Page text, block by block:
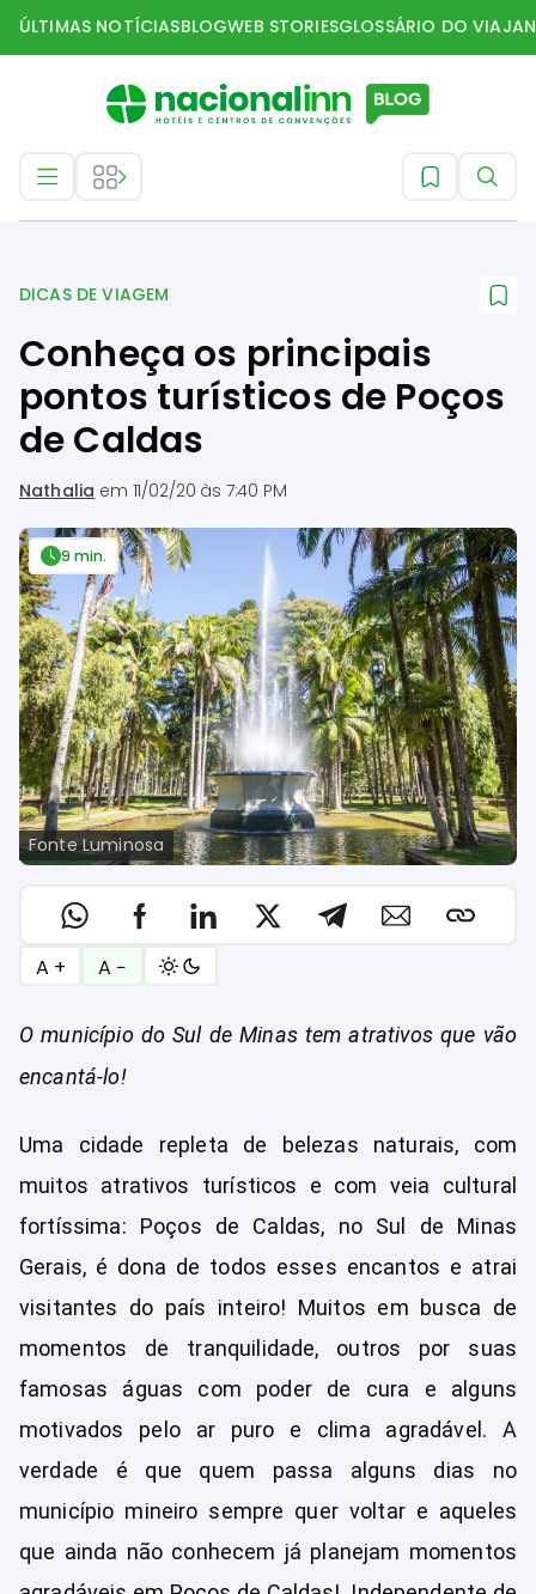
ÚLTIMAS NOTÍCIASBLOGWEB STORIESGLOSSÁRIO DO
DICAS DE VIAGEM
Conheça os principais
pontos turísticos de Poços
de Caldas
Nathalia em 11/02/20 às 7:40 PM
Fonte Luminosa
9 min.
A + A −
O município do Sul de Minas tem atrativos que vão
encantá-lo!
Uma cidade repleta de belezas naturais, com
muitos atrativos turísticos e com veia cultural
fortíssima: Poços de Caldas, no Sul de Minas
Gerais, é dona de todos esses encantos e atrai
visitantes do país inteiro! Muitos em busca de
momentos de tranquilidade, outros por suas
famosas águas com poder de cura e alguns
motivados pelo ar puro e clima agradável. A
verdade é que quem passa alguns dias no
município mineiro sempre quer voltar e aqueles
que ainda não conhecem já planejam momentos